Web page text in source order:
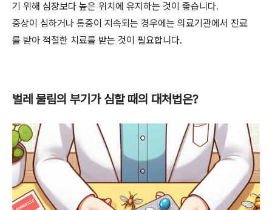
기 위해 심장보다 높은 위치에 유지하는 것이 좋습니다.
증상이 심하거나 통증이 지속되는 경우에는 의료기관에서 진료
를 받아 적절한 치료를 받는 것이 필요합니다.
벌레 물림의 부기가 심할 때의 대처법은?